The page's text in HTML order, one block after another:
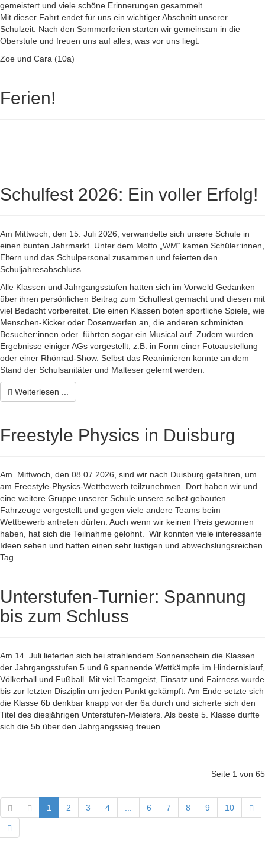
gemeistert und viele schöne Erinnerungen gesammelt.
Mit dieser Fahrt endet für uns ein wichtiger Abschnitt unserer
Schulzeit. Nach den Sommerferien starten wir gemeinsam in die
Oberstufe und freuen uns auf alles, was vor uns liegt.
Zoe und Cara (10a)
Ferien!
Schulfest 2026: Ein voller Erfolg!
Am Mittwoch, den 15. Juli 2026, verwandelte sich unsere Schule in
einen bunten Jahrmarkt. Unter dem Motto „WM“ kamen Schüler:innen,
Eltern und das Schulpersonal zusammen und feierten den
Schuljahresabschluss.
Alle Klassen und Jahrgangsstufen hatten sich im Vorweld Gedanken
über ihren persönlichen Beitrag zum Schulfest gemacht und diesen mit
viel Bedacht vorbereitet. Die einen Klassen boten sportliche Spiele, wie
Menschen-Kicker oder Dosenwerfen an, die anderen schminkten
Besucher:innen oder führten sogar ein Musical auf. Zudem wurden
Ergebnisse einiger AGs vorgestellt, z.B. in Form einer Fotoaustellung
oder einer Rhönrad-Show. Selbst das Reanimieren konnte an dem
Stand der Schulsanitäter und Malteser gelernt werden.
Weiterlesen ...
Freestyle Physics in Duisburg
Am Mittwoch, den 08.07.2026, sind wir nach Duisburg gefahren, um
am Freestyle-Physics-Wettbewerb teilzunehmen. Dort haben wir und
eine weitere Gruppe unserer Schule unsere selbst gebauten
Fahrzeuge vorgestellt und gegen viele andere Teams beim
Wettbewerb antreten dürfen. Auch wenn wir keinen Preis gewonnen
haben, hat sich die Teilnahme gelohnt. Wir konnten viele interessante
Ideen sehen und hatten einen sehr lustigen und abwechslungsreichen
Tag.
Unterstufen-Turnier: Spannung
bis zum Schluss
Am 14. Juli lieferten sich bei strahlendem Sonnenschein die Klassen
der Jahrgangsstufen 5 und 6 spannende Wettkämpfe im Hindernislauf,
Völkerball und Fußball. Mit viel Teamgeist, Einsatz und Fairness wurde
bis zur letzten Disziplin um jeden Punkt gekämpft. Am Ende setzte sich
die Klasse 6b denkbar knapp vor der 6a durch und sicherte sich den
Titel des diesjährigen Unterstufen-Meisters. Als beste 5. Klasse durfte
sich die 5b über den Jahrgangssieg freuen.
Seite 1 von 65
1 2 3 4 6 7 8 9 10